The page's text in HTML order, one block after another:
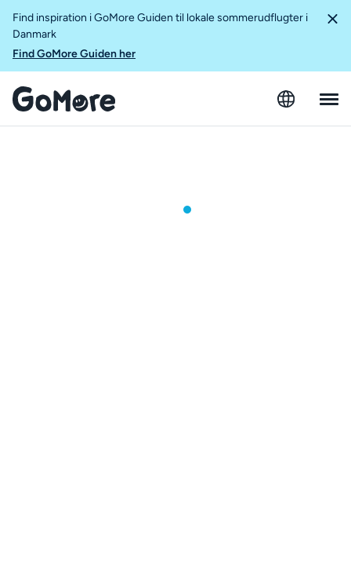
Find inspiration i GoMore Guiden til lokale sommerudflugter i
Danmark
Find GoMore Guiden her